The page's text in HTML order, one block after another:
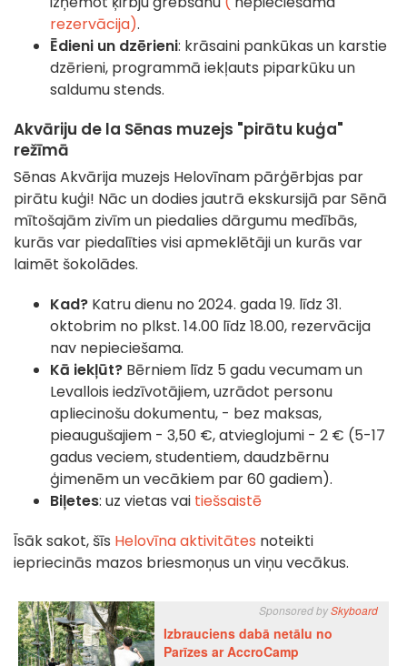
rezervācija).
Ēdieni un dzērieni: krāsaini pankūkas un karstie
dzērieni, programmā iekļauts piparkūku un
saldumu stends.
Akvāriju de la Sēnas muzejs "pirātu kuģa"
režīmā
Sēnas Akvārija muzejs Helovīnam pārģērbjas par
pirātu kuģi! Nāc un dodies jautrā ekskursijā par Sēnā
mītošajām zivīm un piedalies dārgumu medībās,
kurās var piedalīties visi apmeklētāji un kurās var
laimēt šokolādes.
Kad? Katru dienu no 2024. gada 19. līdz 31.
oktobrim no plkst. 14.00 līdz 18.00, rezervācija
nav nepieciešama.
Kā iekļūt? Bērniem līdz 5 gadu vecumam un
Levallois iedzīvotājiem, uzrādot personu
apliecinošu dokumentu, - bez maksas,
pieaugušajiem - 3,50 €, atvieglojumi - 2 € (5-17
gadus veciem, studentiem, daudzbērnu
ģimenēm un vecākiem par 60 gadiem).
Biļetes: uz vietas vai tiešsaistē
Īsāk sakot, šīs Helovīna aktivitātes noteikti
iepriecinās mazos briesmoņus un viņu vecākus.